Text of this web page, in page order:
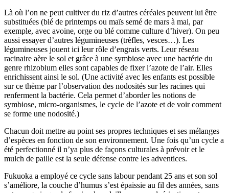
Là où l’on ne peut cultiver du riz d’autres céréales peuvent lui être
substituées (blé de printemps ou maïs semé de mars à mai, par
exemple, avec avoine, orge ou blé comme culture d’hiver). On peu
aussi essayer d’autres légumineuses (trèfles, vesces…). Les
légumineuses jouent ici leur rôle d’engrais verts. Leur réseau
racinaire aère le sol et grâce à une symbiose avec une bactérie du
genre rhizobium elles sont capables de fixer l’azote de l’air. Elles
enrichissent ainsi le sol. (Une activité avec les enfants est possible
sur ce thème par l’observation des nodosités sur les racines qui
renferment la bactérie. Cela permet d’aborder les notions de
symbiose, micro-organismes, le cycle de l’azote et de voir comment
se forme une nodosité.)
Chacun doit mettre au point ses propres techniques et ses mélanges
d’espèces en fonction de son environnement. Une fois qu’un cycle a
été perfectionné il n’ya plus de façons culturales à prévoir et le
mulch de paille est la seule défense contre les adventices.
Fukuoka a employé ce cycle sans labour pendant 25 ans et son sol
s’améliore, la couche d’humus s’est épaissie au fil des années, sans